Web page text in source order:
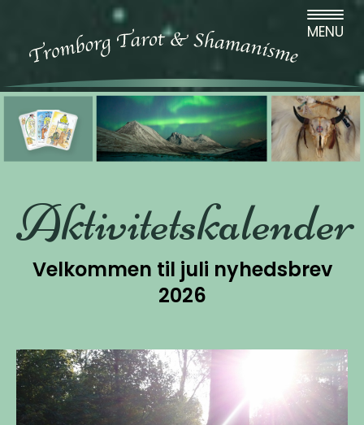
Aktivitetskalender
Velkommen til juli nyhedsbrev
2026
MENU